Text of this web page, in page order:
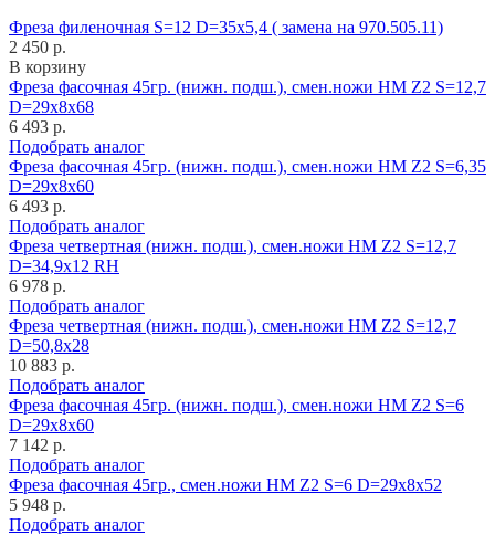
Фреза филеночная S=12 D=35x5,4 ( замена на 970.505.11)
2 450 р.
В корзину
Фреза фасочная 45гр. (нижн. подш.), смен.ножи HM Z2 S=12,7
D=29x8x68
6 493 р.
Подобрать аналог
Фреза фасочная 45гр. (нижн. подш.), смен.ножи HM Z2 S=6,35
D=29x8x60
6 493 р.
Подобрать аналог
Фреза четвертная (нижн. подш.), смен.ножи HM Z2 S=12,7
D=34,9x12 RH
6 978 р.
Подобрать аналог
Фреза четвертная (нижн. подш.), смен.ножи HM Z2 S=12,7
D=50,8x28
10 883 р.
Подобрать аналог
Фреза фасочная 45гр. (нижн. подш.), смен.ножи HM Z2 S=6
D=29x8x60
7 142 р.
Подобрать аналог
Фреза фасочная 45гр., смен.ножи HM Z2 S=6 D=29x8x52
5 948 р.
Подобрать аналог